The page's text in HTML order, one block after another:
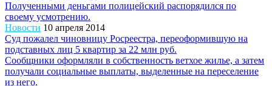
Полученными деньгами полицейский распорядился по
своему усмотрению.
Новости 10 апреля 2014
Суд пожалел чиновницу Росреестра, переоформившую на
подставных лиц 5 квартир за 22 млн руб.
Сообщники оформляли в собственность ветхое жилье, а затем
получали социальные выплаты, выделенные на переселение
из него.